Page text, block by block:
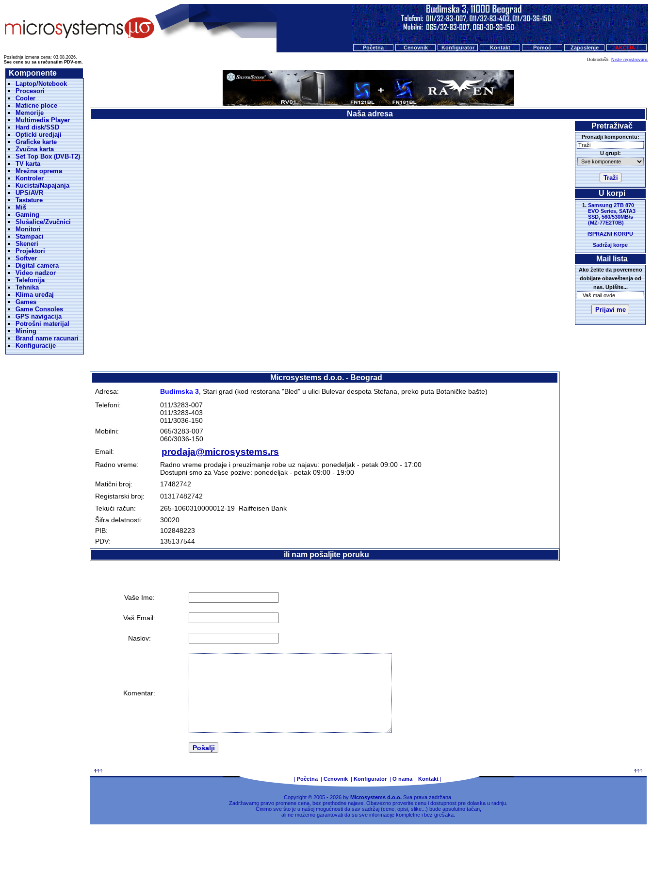
Početna Cenovnik Konfigurator Kontakt Pomoć Zaposlenje AKCIJA !
Poslednja izmena cena: 03.08.2026.
Sve cene su sa uračunatim PDV-om.
Dobrodošli. Niste registrovani.
Komponente
Laptop/Notebook
Procesori
Cooler
Maticne ploce
Memorije
Multimedia Player
Hard disk/SSD
Opticki uredjaji
Graficke karte
Zvučna karta
Set Top Box (DVB-T2)
TV karta
Mrežna oprema
Kontroler
Kucista/Napajanja
UPS/AVR
Tastature
Miš
Gaming
Slušalice/Zvučnici
Monitori
Stampaci
Skeneri
Projektori
Softver
Digital camera
Video nadzor
Telefonija
Tehnika
Klima uređaj
Games
Game Consoles
GPS navigacija
Potrošni materijal
Mining
Brand name racunari
Konfiguracije
Naša adresa
Microsystems d.o.o. - Beograd
Adresa: Budimska 3 , Stari grad (kod restorana "Bled" u ulici Bulevar despota Stefana, preko puta Botaničke bašte)
Telefoni:
011/3283-007
011/3283-403
011/3036-150
Mobilni:
065/3283-007
060/3036-150
Email:
prodaja@microsystems.rs
Radno vreme:
Radno vreme prodaje i preuzimanje robe uz najavu: ponedeljak - petak 09:00 - 17:00
Dostupni smo za Vase pozive: ponedeljak - petak 09:00 - 19:00
Matični broj:
17482742
Registarski broj:
01317482742
Tekući račun:
265-1060310000012-19 Raiffeisen Bank
Šifra delatnosti:
30020
PIB:
102848223
PDV:
135137544
ili nam pošaljite poruku
Vaše Ime:
Vaš Email:
Naslov:
Komentar:
Pretraživač
Pronadji komponentu:
U grupi:
U korpi
Samsung 2TB 870
EVO Series, SATA3
SSD, 560/530MB/s
(MZ-77E2T0B)
ISPRAZNI KORPU
Sadržaj korpe
Mail lista
Ako želite da povremeno
dobijate obaveštenja od
nas. Upišite...
| Početna| Cenovnik| Konfigurator| O nama| Kontakt|
Copyright © 2005 - 2026 by Microsystems d.o.o. Sva prava zadržana.
Zadržavamo pravo promene cena, bez prethodne najave. Obavezno proverite cenu i dostupnost pre dolaska u radnju.
Činimo sve što je u našoj mogućnosti da sav sadržaj (cene, opisi, slike...) bude apsolutno tačan,
ali ne možemo garantovati da su sve informacije kompletne i bez grešaka.